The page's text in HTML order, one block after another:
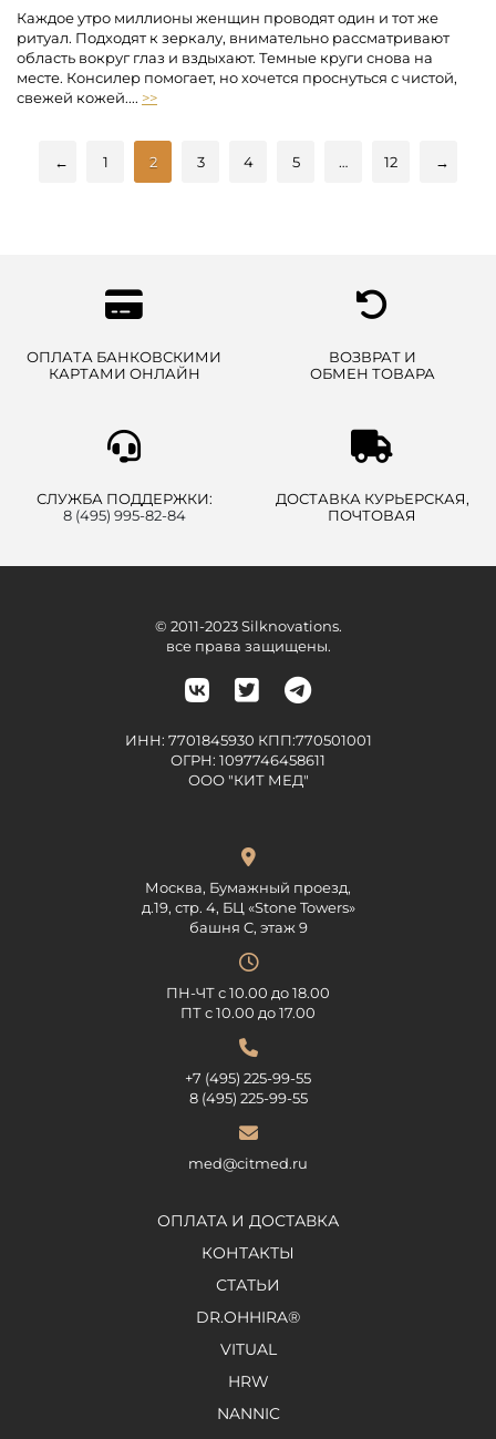
Каждое утро миллионы женщин проводят один и тот же
ритуал. Подходят к зеркалу, внимательно рассматривают
область вокруг глаз и вздыхают. Темные круги снова на
месте. Консилер помогает, но хочется проснуться с чистой,
свежей кожей.... >>
← 1 2 3 4 5 … 12 →
ОПЛАТА БАНКОВСКИМИ
КАРТАМИ ОНЛАЙН
ВОЗВРАТ И
ОБМЕН ТОВАРА
СЛУЖБА ПОДДЕРЖКИ:
8 (495) 995-82-84
ДОСТАВКА КУРЬЕРСКАЯ,
ПОЧТОВАЯ
© 2011-2023 Silknovations.
все права защищены.
ИНН: 7701845930 КПП:770501001
ОГРН: 1097746458611
ООО "КИТ МЕД"
Москва, Бумажный проезд,
д.19, стр. 4, БЦ «Stone Towers»
башня C, этаж 9
ПН-ЧТ с 10.00 до 18.00
ПТ с 10.00 до 17.00
+7 (495) 225-99-55
8 (495) 225-99-55
med@citmed.ru
ОПЛАТА И ДОСТАВКА
КОНТАКТЫ
СТАТЬИ
DR.OHHIRA®
VITUAL
HRW
NANNIC